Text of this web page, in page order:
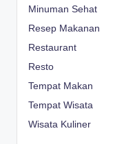
Minuman Sehat
Resep Makanan
Restaurant
Resto
Tempat Makan
Tempat Wisata
Wisata Kuliner